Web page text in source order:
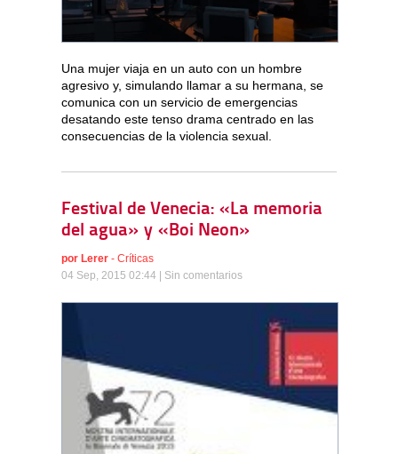
Una mujer viaja en un auto con un hombre
agresivo y, simulando llamar a su hermana, se
comunica con un servicio de emergencias
desatando este tenso drama centrado en las
consecuencias de la violencia sexual.
Festival de Venecia: «La memoria
del agua» y «Boi Neon»
por Lerer - Críticas
04 Sep, 2015 02:44 | Sin comentarios